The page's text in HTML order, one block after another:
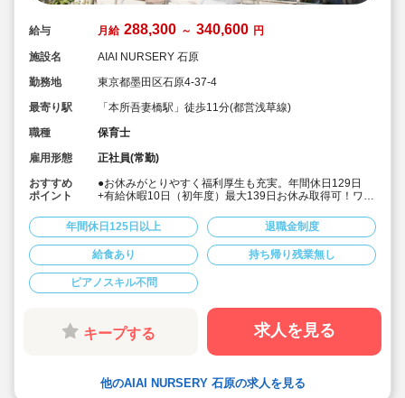
給与 月給 288,300 ～ 340,600 円
施設名
AIAI NURSERY 石原
勤務地
東京都墨田区石原4-37-4
最寄り駅
「本所吾妻橋駅」徒歩11分(都営浅草線)
職種
保育士
雇用形態
正社員(常勤)
おすすめ
ポイント
●お休みがとりやすく福利厚生も充実。年間休日129日
+有給休暇10日（初年度）最大139日お休み取得可！ワー
●給食費補助、借り上げ社宅制度あり、退職金制度など福
利厚生も充実しています
●少人数制保育で子ども一人ひとりに寄り添う保育ができ
ます。
●チーム保育で複数担任制を取っております。
●保育に専念できる環境づくり
連絡帳や日誌のアプリ化を始め、園だより等も手書き作
業がありません。ICTツールで書類作成の負担を軽減して
●子ども主体の温かみのある保育環境を大切にしていま
す。大型遊具や床暖房完備の快適な保育室など、充実し
た環境を整えています。
別療育も行っています。療育へのキャリアチェンジも可
年間休日125日以上 退職金制度
給食あり 持ち帰り残業無し
ピアノスキル不問
キープする 求人を見る
他のAIAI NURSERY 石原の求人を見る